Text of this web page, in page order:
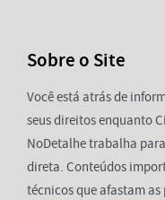
Sobre o Site
Você está atrás de
seus direitos enquanto
NoDetalhe trabalha
direta. Conteúdos
técnicos que afastam as